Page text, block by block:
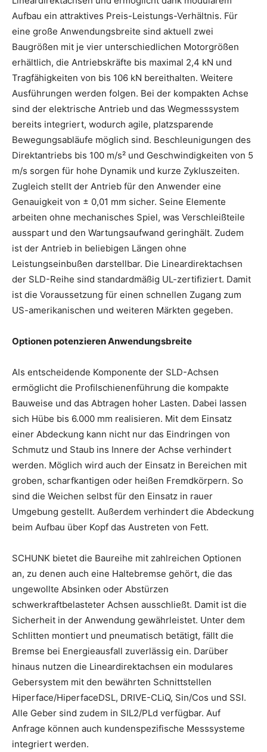
Aufbau ein attraktives Preis-Leistungs-Verhältnis. Für
eine große Anwendungsbreite sind aktuell zwei
Baugrößen mit je vier unterschiedlichen Motorgrößen
erhältlich, die Antriebskräfte bis maximal 2,4 kN und
Tragfähigkeiten von bis 106 kN bereithalten. Weitere
Ausführungen werden folgen. Bei der kompakten Achse
sind der elektrische Antrieb und das Wegmesssystem
bereits integriert, wodurch agile, platzsparende
Bewegungsabläufe möglich sind. Beschleunigungen des
Direktantriebs bis 100 m/s² und Geschwindigkeiten von 5
m/s sorgen für hohe Dynamik und kurze Zykluszeiten.
Zugleich stellt der Antrieb für den Anwender eine
Genauigkeit von ± 0,01 mm sicher. Seine Elemente
arbeiten ohne mechanisches Spiel, was Verschleißteile
ausspart und den Wartungsaufwand geringhält. Zudem
ist der Antrieb in beliebigen Längen ohne
Leistungseinbußen darstellbar. Die Lineardirektachsen
der SLD-Reihe sind standardmäßig UL-zertifiziert. Damit
ist die Voraussetzung für einen schnellen Zugang zum
US-amerikanischen und weiteren Märkten gegeben.
Optionen potenzieren Anwendungsbreite
Als entscheidende Komponente der SLD-Achsen
ermöglicht die Profilschienenführung die kompakte
Bauweise und das Abtragen hoher Lasten. Dabei lassen
sich Hübe bis 6.000 mm realisieren. Mit dem Einsatz
einer Abdeckung kann nicht nur das Eindringen von
Schmutz und Staub ins Innere der Achse verhindert
werden. Möglich wird auch der Einsatz in Bereichen mit
groben, scharfkantigen oder heißen Fremdkörpern. So
sind die Weichen selbst für den Einsatz in rauer
Umgebung gestellt. Außerdem verhindert die Abdeckung
beim Aufbau über Kopf das Austreten von Fett.
SCHUNK bietet die Baureihe mit zahlreichen Optionen
an, zu denen auch eine Haltebremse gehört, die das
ungewollte Absinken oder Abstürzen
schwerkraftbelasteter Achsen ausschließt. Damit ist die
Sicherheit in der Anwendung gewährleistet. Unter dem
Schlitten montiert und pneumatisch betätigt, fällt die
Bremse bei Energieausfall zuverlässig ein. Darüber
hinaus nutzen die Lineardirektachsen ein modulares
Gebersystem mit den bewährten Schnittstellen
Hiperface/HiperfaceDSL, DRIVE-CLiQ, Sin/Cos und SSI.
Alle Geber sind zudem in SIL2/PLd verfügbar. Auf
Anfrage können auch kundenspezifische Messsysteme
integriert werden.